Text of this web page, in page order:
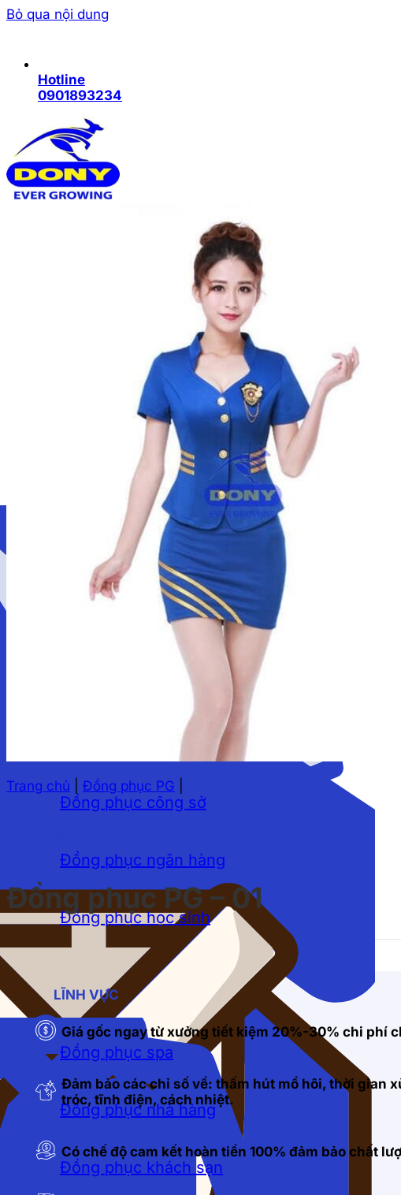
Bỏ qua nội dung
Hotline
0901893234
LOẠI ĐỒNG PHỤC
Áo thun đồng phục
Áo polo đồng phục
Áo sơ mi đồng phục
Áo khoác đồng phục
Đồng phục công ty
Đồng phục công sở
Đồng phục ngân hàng
Đồng phục học sinh
LĨNH VỰC
Đồng phục spa
Đồng phục nhà hàng
Đồng phục khách sạn
Trang chủ Đồng phục PG
Đồng phục PG – 01
Giá gốc ngay từ xưởng tiết kiệm 20%-30% chi phí
Đảm bảo các chỉ số về: thấm hút mồ hôi, thời gian
tróc, tĩnh điện, cách nhiệt.
Có chế độ cam kết hoàn tiền 100% đảm bảo chất